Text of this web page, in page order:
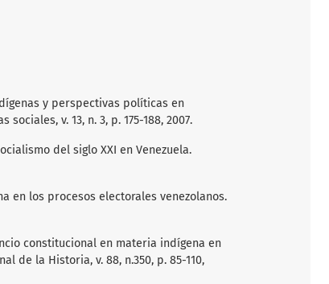
y perspectivas políticas en
v. 13, n. 3, p. 175-188, 2007.
del siglo XXI en Venezuela.
en los procesos electorales venezolanos.
constitucional en materia indígena en
de la Historia, v. 88, n.350, p. 85-110,